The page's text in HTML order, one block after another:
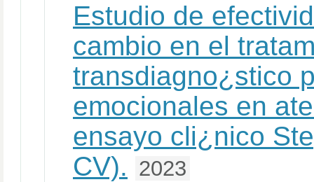
Estudio de
cambio en el
transdiagno¿stico
emocionales en
ensayo cli¿nico
CV). 2023